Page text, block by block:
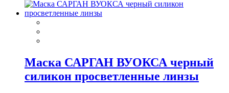
Маска САРГАН ВУОКСА черный
силикон просветленные линзы